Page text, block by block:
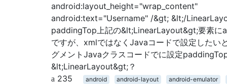
android:layout_height="wrap_content"
android:text="Username" /&gt; &lt;/
paddingTop上記の&lt;LinearLayout&gt;要素に
ですが、xmlではなくJavaコードで設定したい
グメントJavaクラスコードでに設定
&lt;LinearLayout&gt;？
235
android android-layout
android-emulator